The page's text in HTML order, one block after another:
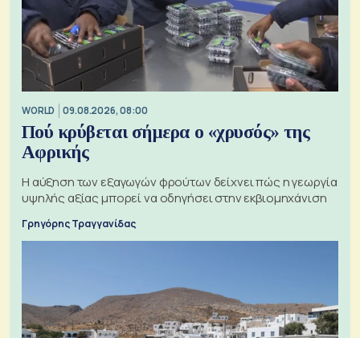
WORLD 09.08.2026, 08:00
Πού κρύβεται σήμερα ο «χρυσός» της
Αφρικής
Η αύξηση των εξαγωγών φρούτων δείχνει πώς η γεωργία
υψηλής αξίας μπορεί να οδηγήσει στην εκβιομηχάνιση
Γρηγόρης Τραγγανίδας